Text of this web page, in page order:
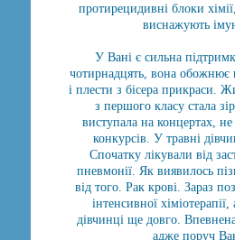
протирецидивні блоки
виснажують
У Вані є сильна
чотирнадцять, вона обожнює
і плести з бісера прикраси.
з першого класу стала
виступала на концертах,
конкурсів. У травні
Спочатку лікували від
пневмонії. Як виявилось
від того. Рак крові. Зараз
інтенсивної хіміотерапії,
дівчинці ще довго.
адже поруч